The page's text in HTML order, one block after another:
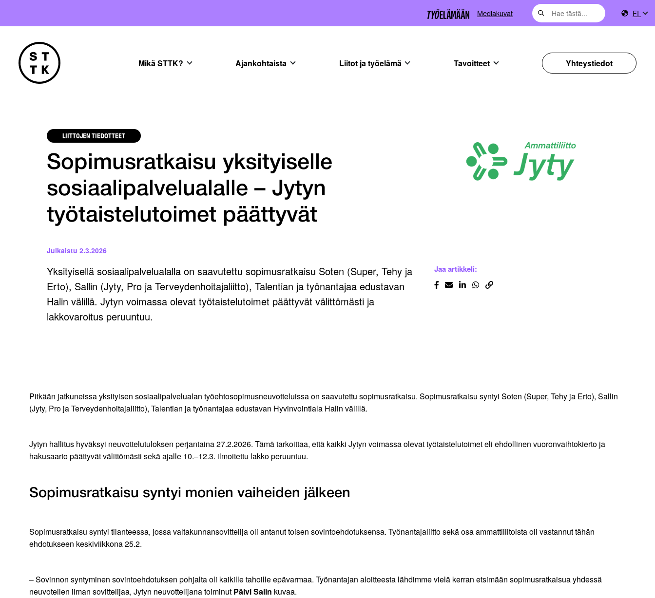
Mediakuvat FI
Mikä STTK? Ajankohtaista Liitot ja työelämä Tavoitteet Yhteystiedot
LIITTOJEN TIEDOTTEET
Sopimusratkaisu yksityiselle
sosiaalipalvelualalle – Jytyn
työtaistelutoimet päättyvät
Julkaistu 2.3.2026
Yksityisellä sosiaalipalvelualalla on saavutettu sopimusratkaisu Soten (Super, Tehy ja
Erto), Sallin (Jyty, Pro ja Terveydenhoitajaliitto), Talentian ja työnantajaa edustavan
Halin välillä. Jytyn voimassa olevat työtaistelutoimet päättyvät välittömästi ja
lakkovaroitus peruuntuu.
Jaa artikkeli:
Pitkään jatkuneissa yksityisen sosiaalipalvelualan työehtosopimusneuvotteluissa on saavutettu sopimusratkaisu. Sopimusratkaisu syntyi Soten (Super, Tehy ja Erto), Sallin
(Jyty, Pro ja Terveydenhoitajaliitto), Talentian ja työnantajaa edustavan Hyvinvointiala Halin välillä.
Jytyn hallitus hyväksyi neuvottelutuloksen perjantaina 27.2.2026. Tämä tarkoittaa, että kaikki Jytyn voimassa olevat työtaistelutoimet eli ehdollinen vuoronvaihtokierto ja
hakusaarto päättyvät välittömästi sekä ajalle 10.–12.3. ilmoitettu lakko peruuntuu.
Sopimusratkaisu syntyi monien vaiheiden jälkeen
Sopimusratkaisu syntyi tilanteessa, jossa valtakunnansovittelija oli antanut toisen sovintoehdotuksensa. Työnantajaliitto sekä osa ammattiliitoista oli vastannut tähän
ehdotukseen keskiviikkona 25.2.
– Sovinnon syntyminen sovintoehdotuksen pohjalta oli kaikille tahoille epävarmaa. Työnantajan aloitteesta lähdimme vielä kerran etsimään sopimusratkaisua yhdessä
neuvotellen ilman sovittelijaa, Jytyn neuvottelijana toiminut Päivi Salin kuvaa.